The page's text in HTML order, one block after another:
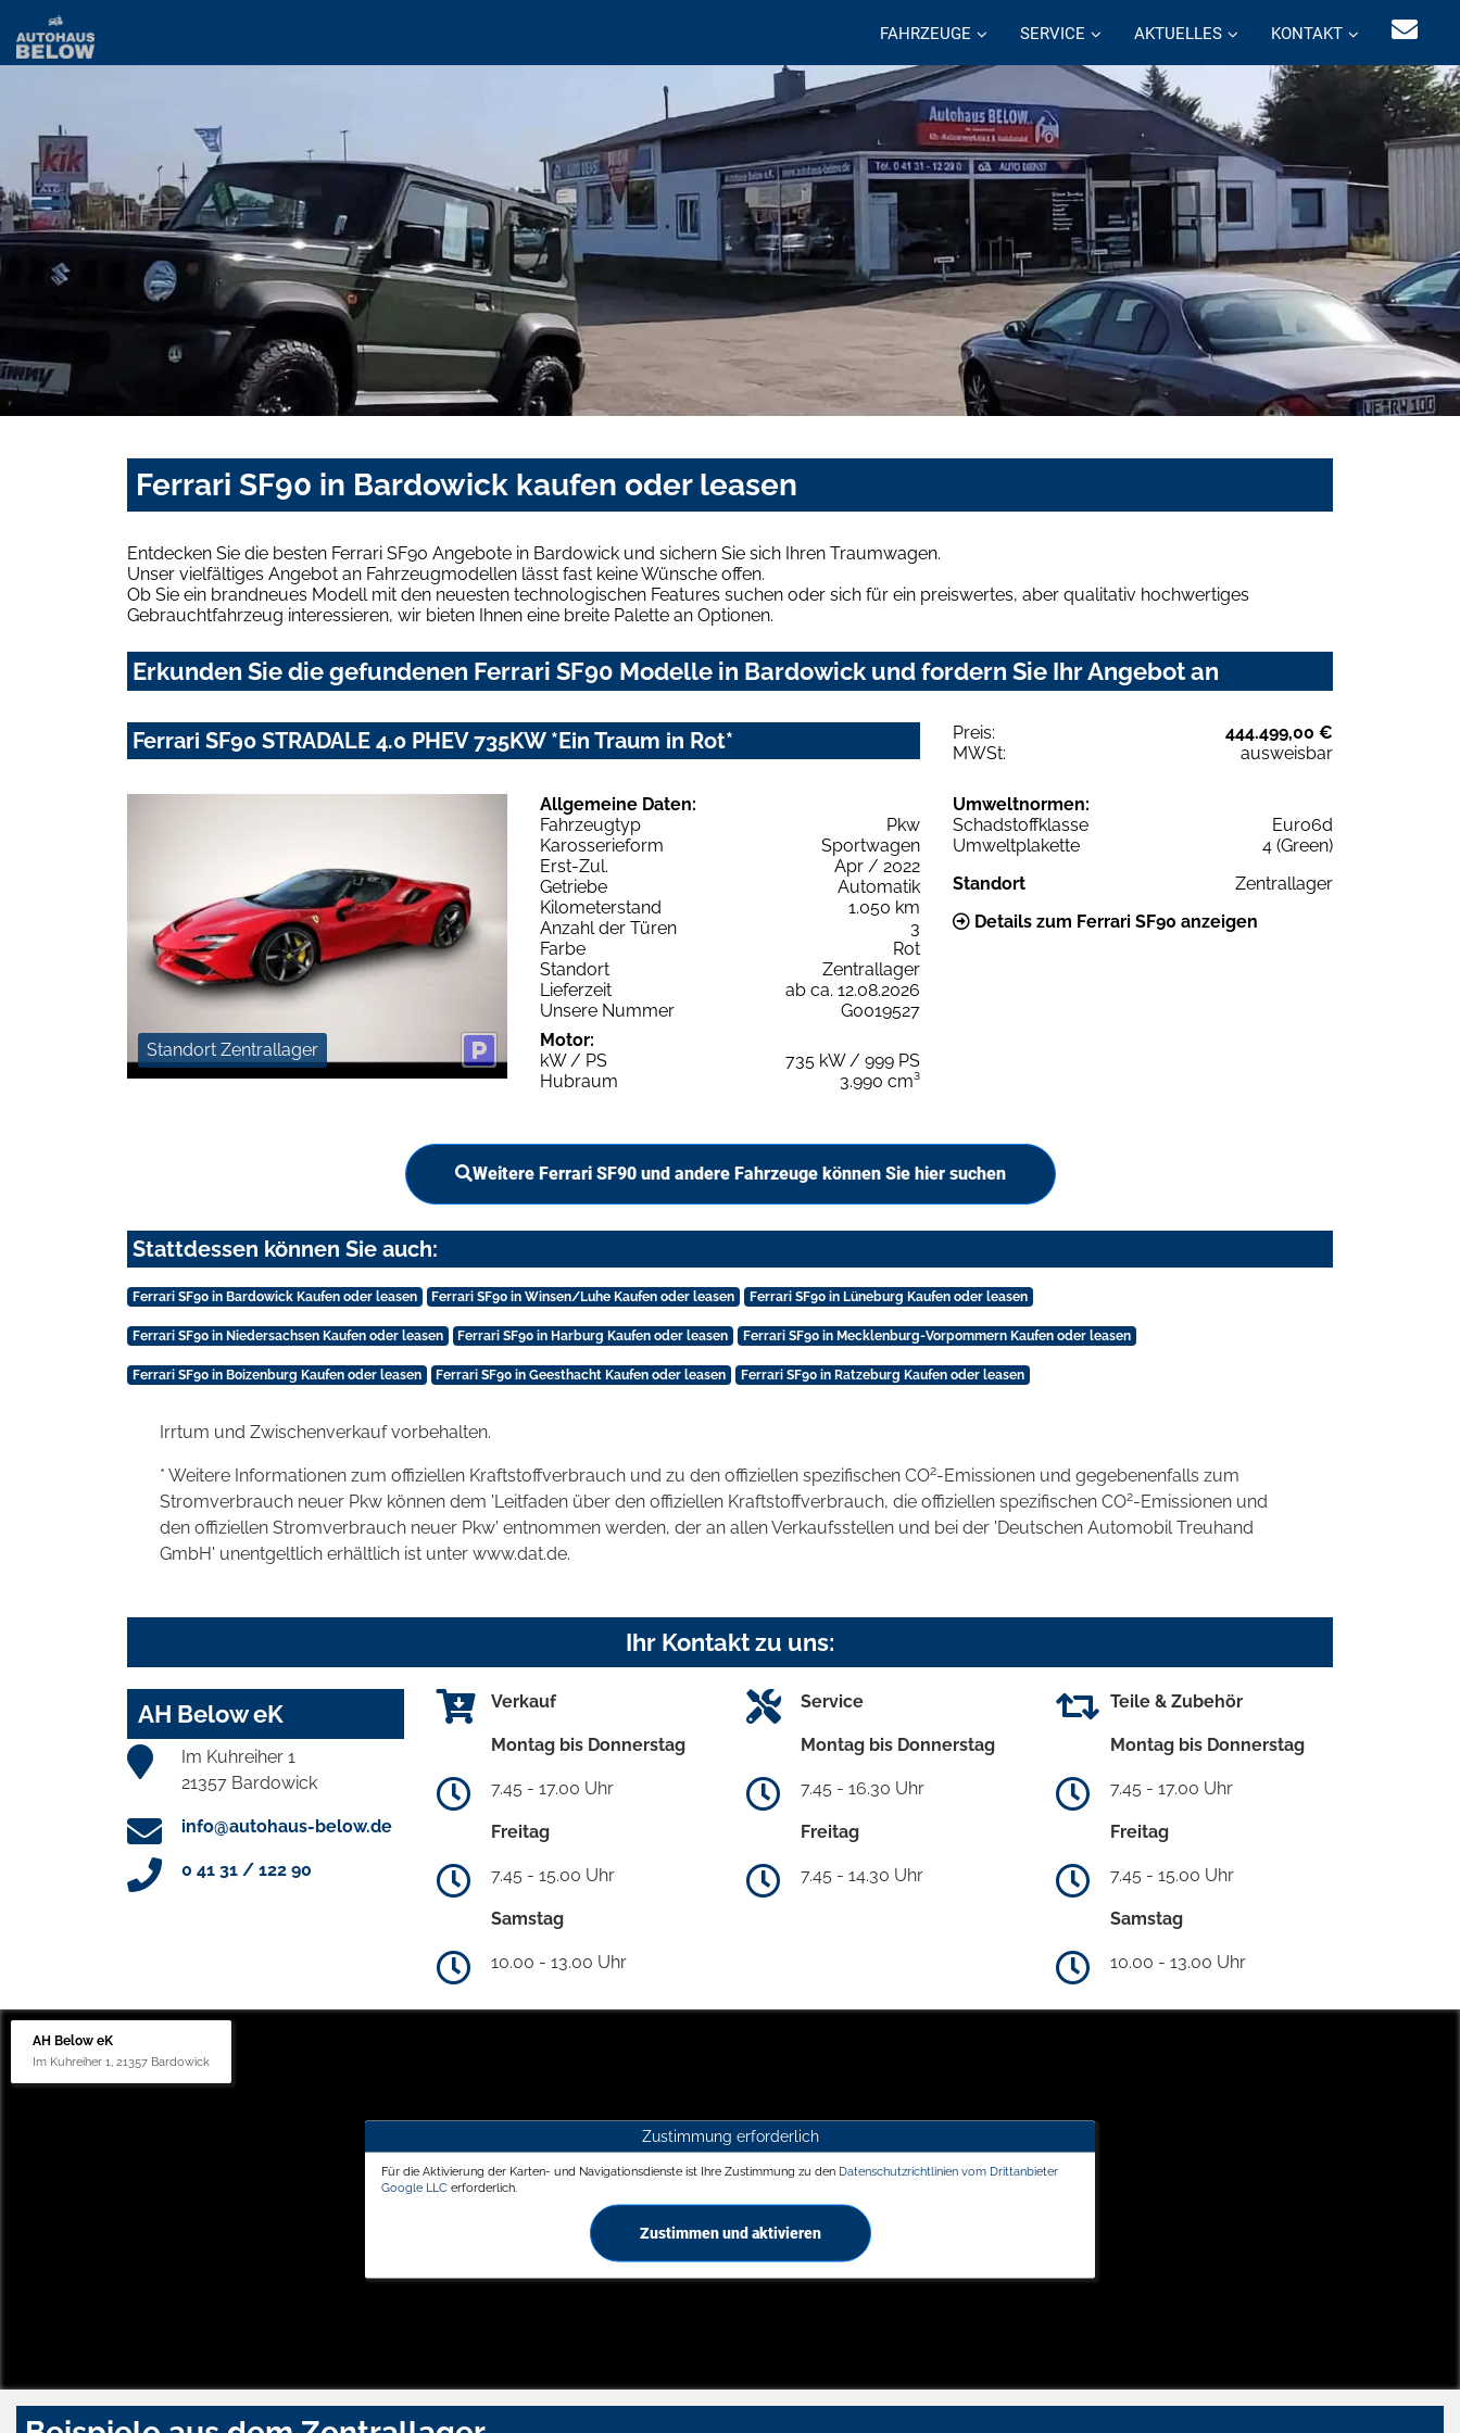
FAHRZEUGE SERVICE AKTUELLES KONTAKT
Ferrari SF90 in Bardowick kaufen oder leasen
Entdecken Sie die besten Ferrari SF90 Angebote in Bardowick und sichern Sie sich Ihren Traumwagen.
Unser vielfältiges Angebot an Fahrzeugmodellen lässt fast keine Wünsche offen.
Ob Sie ein brandneues Modell mit den neuesten technologischen Features suchen oder sich für ein preiswertes, aber qualitativ hochwertiges
Gebrauchtfahrzeug interessieren, wir bieten Ihnen eine breite Palette an Optionen.
Erkunden Sie die gefundenen Ferrari SF90 Modelle in Bardowick und fordern Sie Ihr Angebot an
Ferrari SF90 STRADALE 4.0 PHEV 735KW *Ein Traum in Rot* Preis:
444.499,00 €
MWSt:
ausweisbar
Standort Zentrallager
Allgemeine Daten:
Fahrzeugtyp
Pkw
Karosserieform
Sportwagen
Erst-Zul.
Apr / 2022
Getriebe
Automatik
Kilometerstand
1.050 km
Anzahl der Türen
3
Farbe
Rot
Standort
Zentrallager
Lieferzeit
ab ca. 12.08.2026
Unsere Nummer
G0019527
Motor:
kW / PS
735 kW / 999 PS
Hubraum
3.990 cm³
Umweltnormen:
Schadstoffklasse
Euro6d
Umweltplakette
4 (Green)
Standort
Zentrallager
Details zum Ferrari SF90 anzeigen
Weitere Ferrari SF90 und andere Fahrzeuge können Sie hier suchen
Stattdessen können Sie auch:
Ferrari SF90 in Bardowick Kaufen oder leasen Ferrari SF90 in Winsen/Luhe Kaufen oder leasen Ferrari SF90 in Lüneburg Kaufen oder leasen
Ferrari SF90 in Niedersachsen Kaufen oder leasen Ferrari SF90 in Harburg Kaufen oder leasen Ferrari SF90 in Mecklenburg-Vorpommern Kaufen oder leasen
Ferrari SF90 in Boizenburg Kaufen oder leasen Ferrari SF90 in Geesthacht Kaufen oder leasen Ferrari SF90 in Ratzeburg Kaufen oder leasen
Irrtum und Zwischenverkauf vorbehalten.
* Weitere Informationen zum offiziellen Kraftstoffverbrauch und zu den offiziellen spezifischen CO2-Emissionen und gegebenenfalls zum
Stromverbrauch neuer Pkw können dem 'Leitfaden über den offiziellen Kraftstoffverbrauch, die offiziellen spezifischen CO2-Emissionen und
den offiziellen Stromverbrauch neuer Pkw' entnommen werden, der an allen Verkaufsstellen und bei der 'Deutschen Automobil Treuhand
GmbH' unentgeltlich erhältlich ist unter www.dat.de.
Ihr Kontakt zu uns:
AH Below eK
Im Kuhreiher 1
21357 Bardowick
info@autohaus-below.de
0 41 31 / 122 90
Verkauf
Montag bis Donnerstag
7.45 - 17.00 Uhr
Freitag
7.45 - 15.00 Uhr
Samstag
10.00 - 13.00 Uhr
Service
Montag bis Donnerstag
7.45 - 16.30 Uhr
Freitag
7.45 - 14.30 Uhr
Teile & Zubehör
Montag bis Donnerstag
7.45 - 17.00 Uhr
Freitag
7.45 - 15.00 Uhr
Samstag
10.00 - 13.00 Uhr
AH Below eK
Im Kuhreiher 1, 21357 Bardowick
Zustimmung erforderlich
Für die Aktivierung der Karten- und Navigationsdienste ist Ihre Zustimmung zu den Datenschutzrichtlinien vom Drittanbieter
Google LLC erforderlich.
Zustimmen und aktivieren